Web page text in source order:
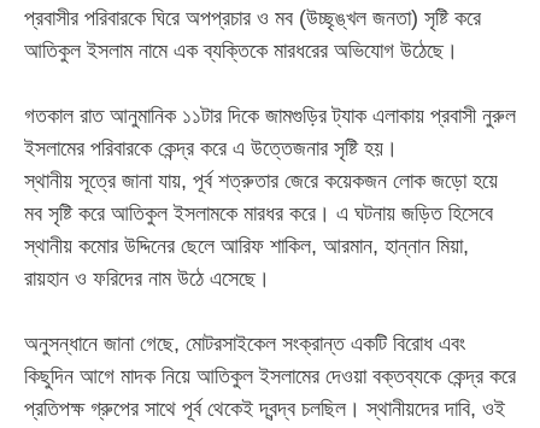
প্রবাসীর পরিবারকে ঘিরে অপপ্রচার ও মব (উচ্ছৃঙ্খল জনতা) সৃষ্টি করে
আতিকুল ইসলাম নামে এক ব্যক্তিকে মারধরের অভিযোগ উঠেছে।
‎​গতকাল রাত আনুমানিক ১১টার দিকে জামগুড়ির ট্যাক এলাকায় প্রবাসী নুরুল
ইসলামের পরিবারকে কেন্দ্র করে এ উত্তেজনার সৃষ্টি হয়।
‎​স্থানীয় সূত্রে জানা যায়, পূর্ব শত্রুতার জেরে কয়েকজন লোক জড়ো হয়ে
মব সৃষ্টি করে আতিকুল ইসলামকে মারধর করে। এ ঘটনায় জড়িত হিসেবে
স্থানীয় কমোর উদ্দিনের ছেলে আরিফ শাকিল, আরমান, হান্নান মিয়া,
রায়হান ও ফরিদের নাম উঠে এসেছে।
‎​অনুসন্ধানে জানা গেছে, মোটরসাইকেল সংক্রান্ত একটি বিরোধ এবং
কিছুদিন আগে মাদক নিয়ে আতিকুল ইসলামের দেওয়া বক্তব্যকে কেন্দ্র করে
প্রতিপক্ষ গ্রুপের সাথে পূর্ব থেকেই দ্বন্দ্ব চলছিল। স্থানীয়দের দাবি, ওই